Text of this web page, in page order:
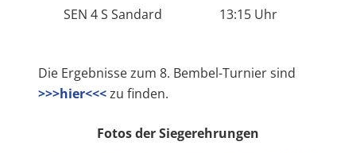
SEN 4 S Sandard 13:15 Uhr
Die Ergebnisse zum 8. Bembel-Turnier sind
>>>hier<<<zu finden.
Fotos der Siegerehrungen